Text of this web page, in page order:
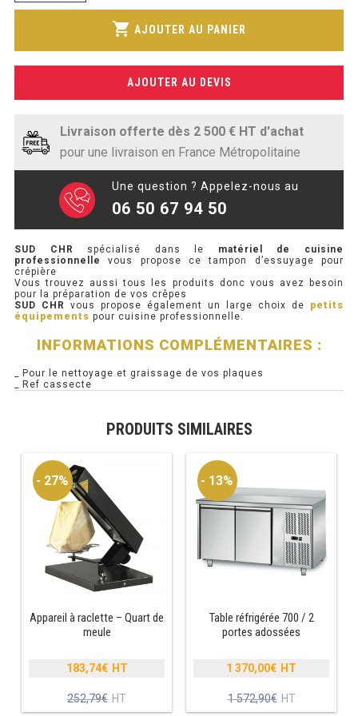
SOUBASSEMENT RÉFRIGÉRÉ
TABLE DE PRÉPARATION
TABLE DE PRÉPARATION COMPACTE
SALADETTE COMPACTE
SALADETTE COMPACTE VITRÉE
SALADETTE 800 VITRÉE
MEUBLE À PIZZA
MEUBLE À PIZZA COMPACT
MEUBLE À PIZZA
PRÉSENTOIR À INGRÉDIENTS
PROFONDEUR 300 VITRÉE
PROFONDEUR 400 VITRÉE
PROFONDEUR 300 INOX
PROFONDEUR 400 INOX
ARMOIRE RÉFRIGÉRÉE
RÉFRIGÉRATEUR
crépiere
shopping_cart AJOUTER AU PANIER
AJOUTER AU DEVIS
Livraison offerte dès 2 500 € HT d'achat
pour une livraison en France Métropolitaine
Une question ? Appelez-nous au
06 50 67 94 50
SUD CHR spécialisé dans le matériel de cuisine
professionnellevous propose ce tampon d’essuyage pour
crépière
Vous trouvez aussi tous les produits donc vous avez besoin
pour la préparation de vos crêpes
SUD CHR
vous propose également un large choix de petits
équipements pour cuisine professionnelle.
INFORMATIONS COMPLÉMENTAIRES :
_ Pour le nettoyage et graissage de vos plaques
_ Ref cassecte
PRODUITS SIMILAIRES
- 27%
Appareil à raclette – Quart de
meule
252,79€
prix
183,74€
Le
prix
- 13%
Table réfrigérée 700 / 2
portes adossées
1 572,90€
prix
1 370,00€
Le
prix